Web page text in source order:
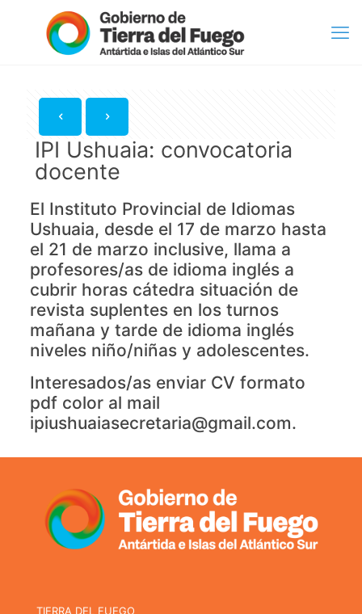
IPI Ushuaia: convocatoria
docente
El Instituto Provincial de Idiomas
Ushuaia, desde el 17 de marzo hasta
el 21 de marzo inclusive, llama a
profesores/as de idioma inglés a
cubrir horas cátedra situación de
revista suplentes en los turnos
mañana y tarde de idioma inglés
niveles niño/niñas y adolescentes.
Interesados/as enviar CV formato
pdf color al mail
ipiushuaiasecretaria@gmail.com.
TIERRA DEL FUEGO